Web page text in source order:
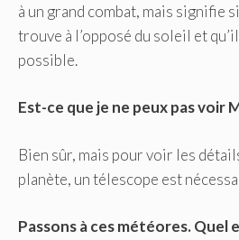
à un grand combat, mais signifie
trouve à l’opposé du soleil et
possible.
Est-ce que je ne peux pas voir
Bien sûr, mais pour voir les
planète, un télescope est
Passons à ces météores. Quel